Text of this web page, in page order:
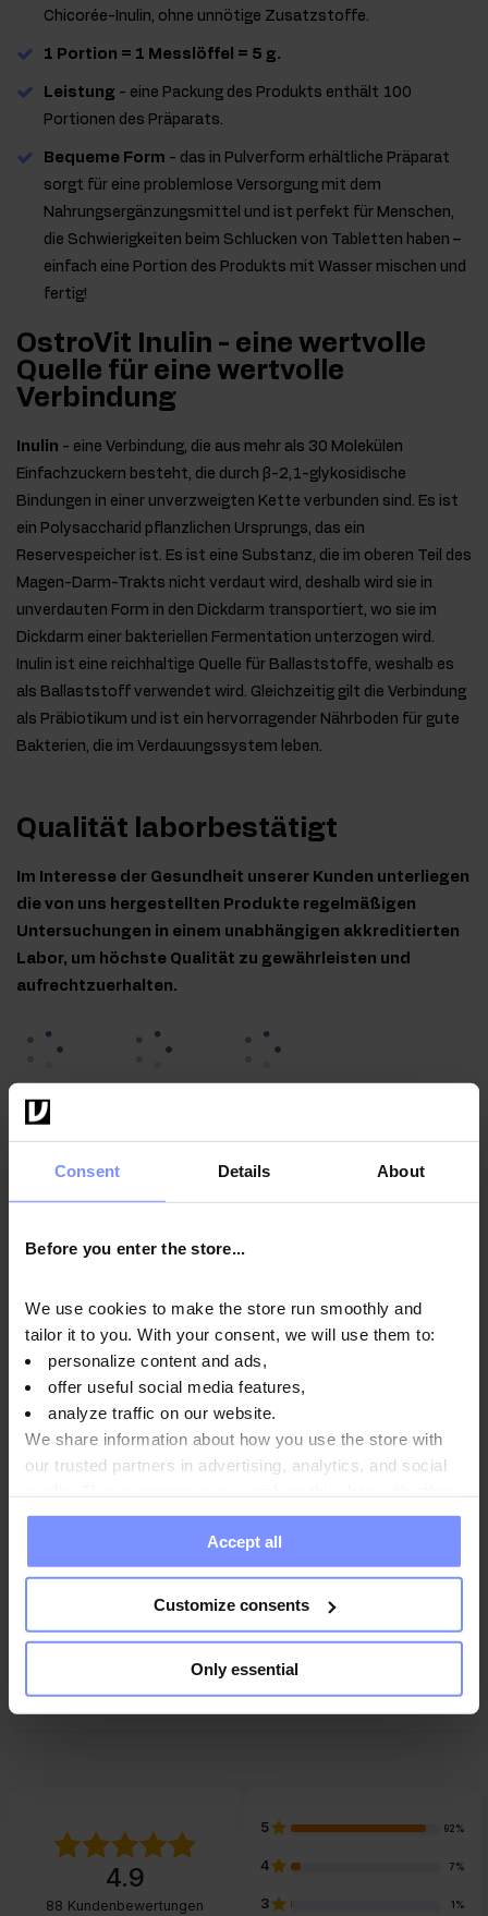
Consent Details About
Before you enter the store...
We use cookies to make the store run smoothly and
tailor it to you. With your consent, we will use them to:
personalize content and ads,
offer useful social media features,
analyze traffic on our website.
We share information about how you use the store with
our trusted partners in advertising, analytics, and social
information you have provided to them or that they have
collected when you use their services. Do you agree?
Accept all
Customize consents
Only essential
Chicorée-Inulin, ohne unnötige Zusatzstoffe.
1 Portion = 1 Messlöffel = 5 g.
Leistung - eine Packung des Produkts enthält 100
Portionen des Präparats.
Bequeme Form - das in Pulverform erhältliche Präparat
sorgt für eine problemlose Versorgung mit dem
Nahrungsergänzungsmittel und ist perfekt für Menschen,
die Schwierigkeiten beim Schlucken von Tabletten haben –
einfach eine Portion des Produkts mit Wasser mischen und
fertig!
OstroVit Inulin - eine wertvolle
Quelle für eine wertvolle
Verbindung
Inulin - eine Verbindung, die aus mehr als 30 Molekülen
Einfachzuckern besteht, die durch β-2,1-glykosidische
Bindungen in einer unverzweigten Kette verbunden sind. Es ist
ein Polysaccharid pflanzlichen Ursprungs, das ein
Reservespeicher ist. Es ist eine Substanz, die im oberen Teil des
Magen-Darm-Trakts nicht verdaut wird, deshalb wird sie in
unverdauten Form in den Dickdarm transportiert, wo sie im
Dickdarm einer bakteriellen Fermentation unterzogen wird.
Inulin ist eine reichhaltige Quelle für Ballaststoffe, weshalb es
als Ballaststoff verwendet wird. Gleichzeitig gilt die Verbindung
als Präbiotikum und ist ein hervorragender Nährboden für gute
Bakterien, die im Verdauungssystem leben.
Qualität laborbestätigt
Im Interesse der Gesundheit unserer Kunden unterliegen
die von uns hergestellten Produkte regelmäßigen
Untersuchungen in einem unabhängigen akkreditierten
Labor, um höchste Qualität zu gewährleisten und
aufrechtzuerhalten.
OstroVit Inuline - Bestimmung des schwermetallgehalts
15.04.2024
Anwendungsweise
Nährwertinformationen
4.9
88 Kundenbewertungen
5 92%
4 7%
3 1%